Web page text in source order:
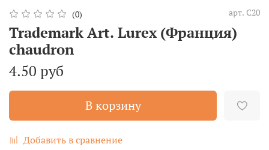
(0) арт. C20
Trademark Art. Lurex (Франция)
chaudron
4.50 руб
В корзину
Добавить в сравнение